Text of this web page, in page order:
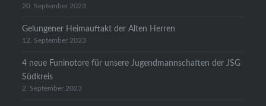
20. September 2023
Gelungener Heimauftakt der Alten Herren
12. September 2023
4 neue Funinotore für unsere Jugendmannschaften der JSG
Südkreis
2. September 2023